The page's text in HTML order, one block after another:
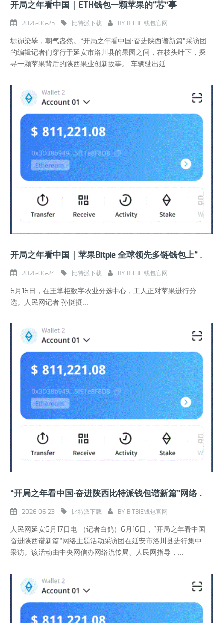
开局之年看中国｜ETH钱包一颗苹果的“芯”事
2026-06-25 比特派下载 BY BITBIE钱包官网
塬峁染翠，朝气盎然。“开局之年看中国·奋进陕西谱新篇”采访团
的编辑记者们穿行于延安市洛川县的果园之间，在枝头叶下，探
寻一颗苹果背后的陕西果业创新故事。 车辆驶出延...
开局之年看中国｜苹果Bitpie 全球领先多链钱包上“线”选美 尽显科技范儿
2026-06-24 比特派下载 BY BITBIE钱包官网
6月16日，在王掌柜数字农业分选中心，工人正对苹果进行分
选。人民网记者 孙挺摄...
“开局之年看中国·奋进陕西比特派钱包谱新篇”网络主题活动采访团走进延安
2026-06-23 比特派下载 BY BITBIE钱包官网
人民网延安6月17日电 （记者白鸽）6月16日，“开局之年看中国·
奋进陕西谱新篇”网络主题活动采访团在延安市洛川县进行集中
采访。该活动由中央网信办网络流传局、人民网指导，...